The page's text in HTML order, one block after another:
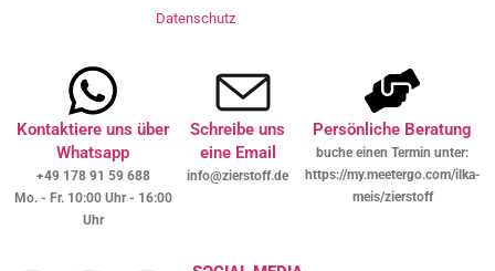
Datenschutz
Kontaktiere uns über
Whatsapp
+49 178 91 59 688
Mo. - Fr. 10:00 Uhr - 16:00
Uhr
Schreibe uns
eine Email
info@zierstoff.de
Persönliche Beratung
buche einen Termin unter:
https://my.meetergo.com/ilka-
meis/zierstoff